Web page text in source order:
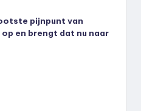
pijnpunt van
en brengt dat nu naar